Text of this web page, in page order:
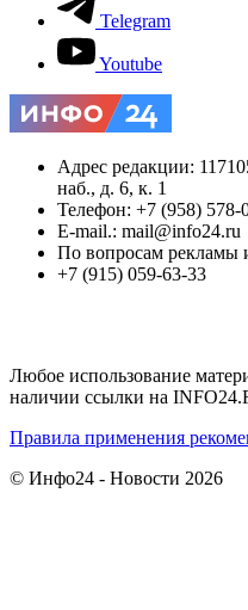
Telegram
Youtube
Адрес редакции:
наб., д. 6, к. 1
Телефон: +7 (958) 578-
E-mail.: mail@info24.ru
По вопросам рекламы
+7 (915) 059-63-33
Любое использование
наличии ссылки на
Правила применения
© Инфо24 - Новости 2026